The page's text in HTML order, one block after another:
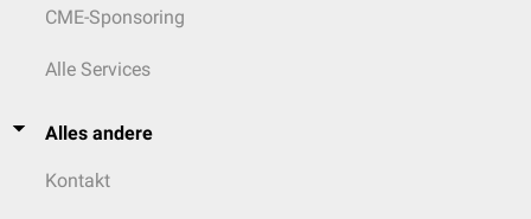
CME-Sponsoring
Alle Services
Alles andere
Kontakt